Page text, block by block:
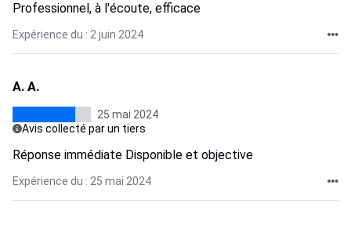
Professionnel, à l'écoute, efficace
Expérience du : 2 juin 2024
A. A.
25 mai 2024
Avis collecté par un tiers
Réponse immédiate Disponible et objective
Expérience du : 25 mai 2024